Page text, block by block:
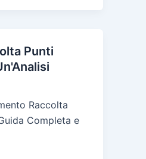
Punti
Raccolta
Completa e